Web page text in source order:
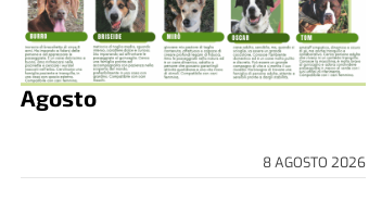
Agosto
8 AGOSTO 2026